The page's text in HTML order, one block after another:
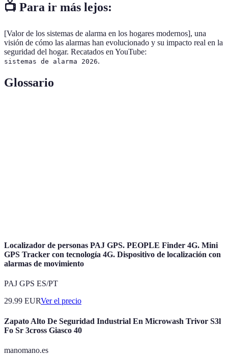
📺 Para ir más lejos:
[Valor de los sistemas de alarma en los hogares modernos], una
visión de cómo las alarmas han evolucionado y su impacto real en la
seguridad del hogar. Recatados en YouTube:
sistemas de alarma 2026.
Glossario
Localizador de personas PAJ GPS. PEOPLE Finder 4G. Mini
GPS Tracker con tecnología 4G. Dispositivo de localización con
alarmas de movimiento
PAJ GPS ES/PT
29.99 EURVer el precio
Zapato Alto De Seguridad Industrial En Microwash Trivor S3l
Fo Sr 3cross Giasco 40
manomano.es